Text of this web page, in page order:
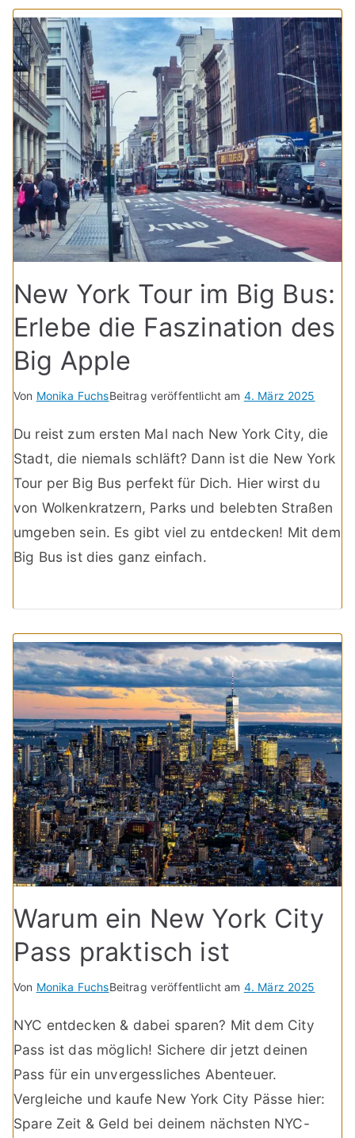
New York Tour im Big Bus:
Erlebe die Faszination des
Big Apple
Von Monika FuchsBeitrag veröffentlicht am 4. März 2025
Du reist zum ersten Mal nach New York City, die
Stadt, die niemals schläft? Dann ist die New York
Tour per Big Bus perfekt für Dich. Hier wirst du
von Wolkenkratzern, Parks und belebten Straßen
umgeben sein. Es gibt viel zu entdecken! Mit dem
Big Bus ist dies ganz einfach.
Warum ein New York City
Pass praktisch ist
Von Monika FuchsBeitrag veröffentlicht am 4. März 2025
NYC entdecken & dabei sparen? Mit dem City
Pass ist das möglich! Sichere dir jetzt deinen
Pass für ein unvergessliches Abenteuer.
Vergleiche und kaufe New York City Pässe hier:
Spare Zeit & Geld bei deinem nächsten NYC-